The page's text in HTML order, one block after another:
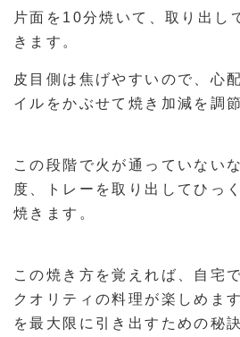
片面を10分焼いて、取り出し
きます。
皮目側は焦げやすいので、心
イルをかぶせて焼き加減を調
この段階で火が通っていない
度、トレーを取り出してひっ
焼きます。
この焼き方を覚えれば、自宅
クオリティの料理が楽しめま
を最大限に引き出すための秘